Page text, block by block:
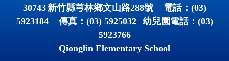
30743新竹縣芎林鄉文山路288號 電話： (03)
5923184傳真： (03) 5925032 幼兒園電話： (03)
5923766
Qionglin Elementary School